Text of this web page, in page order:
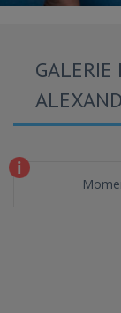
GALERIE